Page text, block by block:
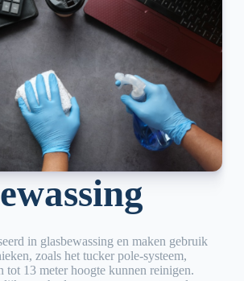
in glasbewassing en maken gebruik
zoals het tucker pole-systeem,
tot 13 meter hoogte kunnen reinigen.